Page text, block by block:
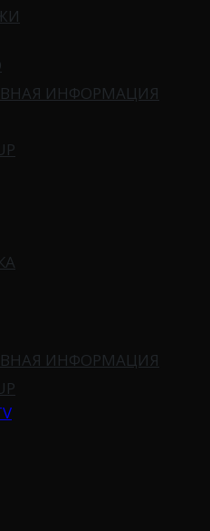
ИНФОРМАЦИЯ
ИНФОРМАЦИЯ